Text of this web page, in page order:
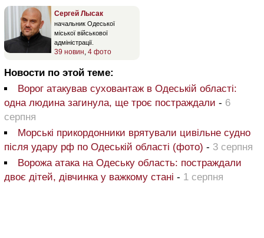
Сергей Лысак
начальник Одеської
міської військової
адміністрації.
39 новин, 4 фото
Новости по этой теме:
Ворог атакував суховантаж в Одеській області:
одна людина загинула, ще троє постраждали - 6
серпня
Морські прикордонники врятували цивільне судно
після удару рф по Одеській області (фото) - 3 серпня
Ворожа атака на Одеську область: постраждали
двоє дітей, дівчинка у важкому стані - 1 серпня